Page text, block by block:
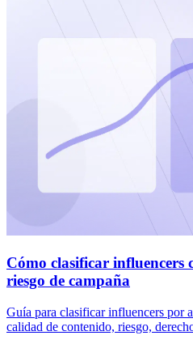
Cómo clasificar influencers
riesgo de campaña
Guía para clasificar influencers por
calidad de contenido, riesgo,